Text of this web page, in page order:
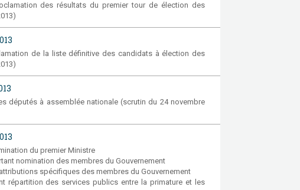
des résultats du premier tour de élection des
de la liste définitive des candidats à élection des
députés à assemblée nationale (scrutin du 24 novembre
du premier Ministre
nomination des membres du Gouvernement
spécifiques des membres du Gouvernement
répartition des services publics entre la primature et les